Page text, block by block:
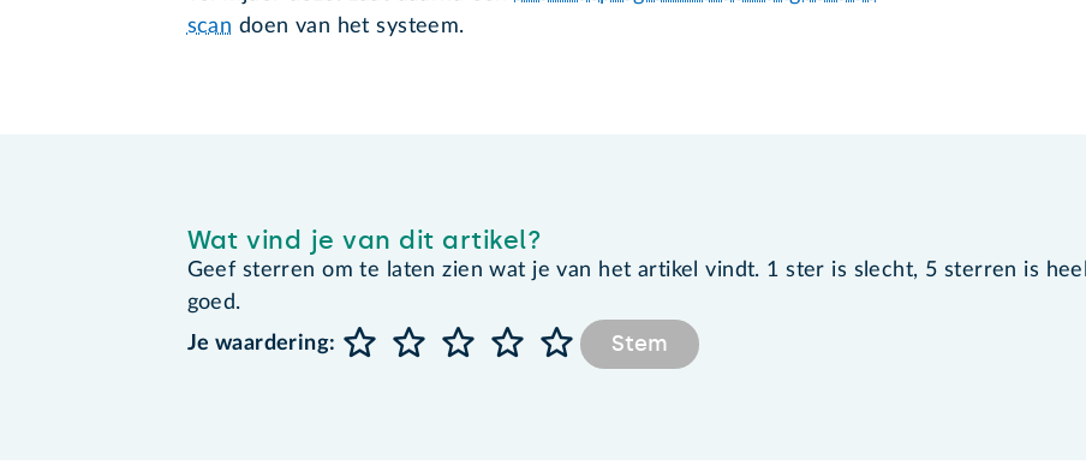
scan doen van het systeem.
Wat vind je van dit artikel?
Geef sterren om te laten zien wat je van het artikel vindt. 1 ster is slecht, 5 sterren is heel
goed.
Je waardering:
Stem